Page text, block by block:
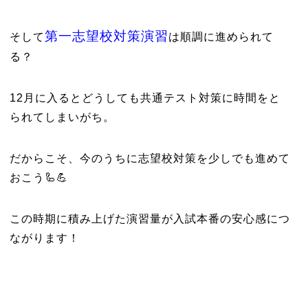
そして第一志望校対策演習 は順調に進められて
る？
12月に入るとどうしても共通テスト対策に時間をと
られてしまいがち。
だからこそ、今のうちに志望校対策を少しでも進めて
おこう🦾💪
この時期に積み上げた演習量が入試本番の安心感につ
ながります！